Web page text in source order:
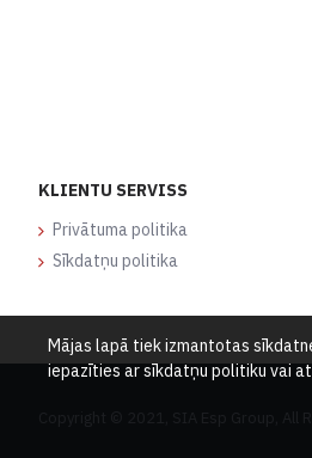
KLIENTU SERVISS
Privātuma politika
Sīkdatņu politika
Mājas lapā tiek izmantotas
iepazīties ar sīkdatņu politiku vai